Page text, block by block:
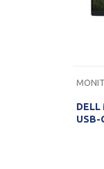
DELL
USB-